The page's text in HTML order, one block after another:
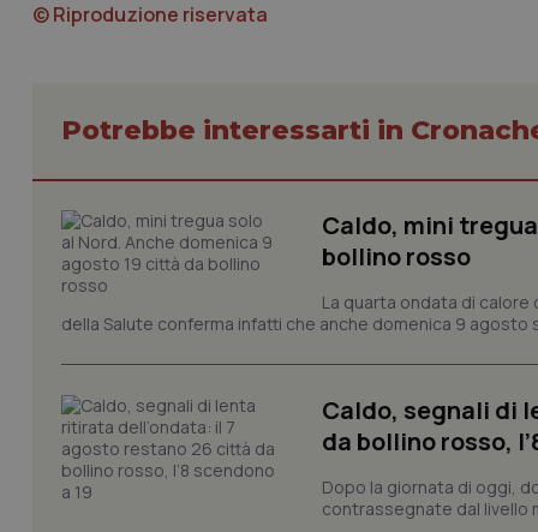
© Riproduzione riservata
Potrebbe interessarti in
Caldo, mini
bollino rosso
La quarta ondata di
della Salute conferma infatti che anche domenica 9 agosto
Caldo, segnali di
da bollino rosso,
Dopo la giornata di oggi,
contrassegnate dal livello
tracking-enable
tracking-sites-
PHPSESSID